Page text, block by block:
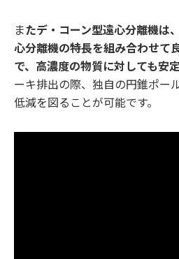
またデ・コーン型遠心分離機は
心分離機の特長を組み合わせて
で、高濃度の物質に対しても安
ーキ排出の際、独自の円錐ポー
低減を図ることが可能です。